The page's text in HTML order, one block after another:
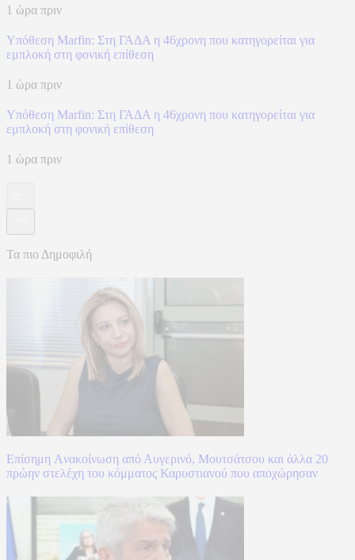
1 ώρα πριν
Υπόθεση Marfin: Στη ΓΑΔΑ η 46χρονη που κατηγορείται για
εμπλοκή στη φονική επίθεση
1 ώρα πριν
Υπόθεση Marfin: Στη ΓΑΔΑ η 46χρονη που κατηγορείται για
εμπλοκή στη φονική επίθεση
1 ώρα πριν
Τα πιο Δημοφιλή
Επίσημη Aνακοίνωση από Αυγερινό, Μουτσάτσου και άλλα 20
πρώην στελέχη του κόμματος Καρυστιανού που αποχώρησαν